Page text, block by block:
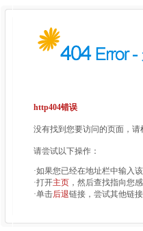
http404错误
没有找到您要访问的页面，
请尝试以下操作：
·如果您已经在地址栏中输入
·打开主页 ，然后查找指向您
·单击后退链接，尝试其他链